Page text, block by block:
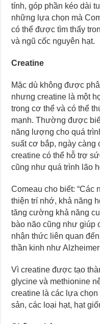
tính, góp phần kéo dài
những lựa chọn mà
có thể được tìm thấy
và ngũ cốc nguyên hạt.
Creatine
Mặc dù không được
nhưng creatine là một
trong cơ thể và có thể
mạnh. Thường được
năng lượng cho quá
suất cơ bắp, ngày càng
creatine có thể hỗ trợ
cũng như quá trình lão
Comeau cho biết: “Các
thiện trí nhớ, khả năng
tăng cường khả năng
bào não cũng như giúp
nhận thức liên quan
thần kinh như
Vì creatine được tạo
glycine và methionine
creatine là các lựa
sản, các loại hạt, hạt